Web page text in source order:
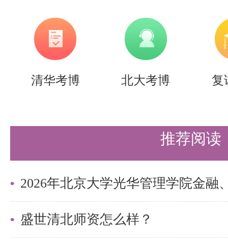
读者能够直观理解并掌握复杂的
内容特点
器件知识讲解得通俗易懂，使读
的培养，通过大量的案例分析，
知识解决实际问题。此外，本书
清华考博 北大考博 复
推荐阅读
盛世清北师资怎么样？